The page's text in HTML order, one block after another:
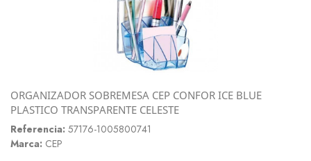
ORGANIZADOR SOBREMESA CEP CONFOR ICE BLUE
PLASTICO TRANSPARENTE CELESTE
Referencia: 57176-1005800741
Marca: CEP